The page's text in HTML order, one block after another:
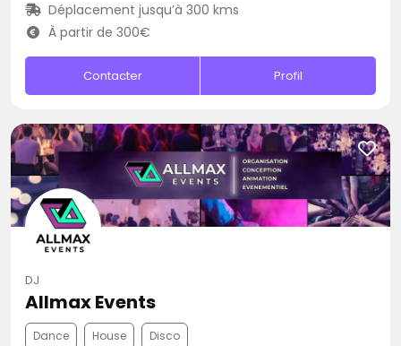
Déplacement jusqu’à 300 kms
À partir de 300€
Contacter Profil
DJ
Allmax Events
Dance House Disco